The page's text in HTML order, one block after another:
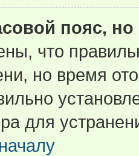
пояс,
что
но время
для